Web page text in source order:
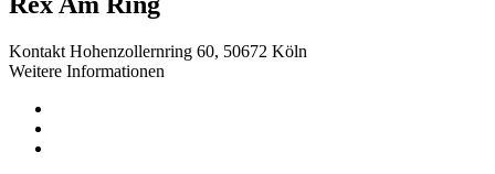
Kontakt Hohenzollernring 60, 50672 Köln
Weitere Informationen